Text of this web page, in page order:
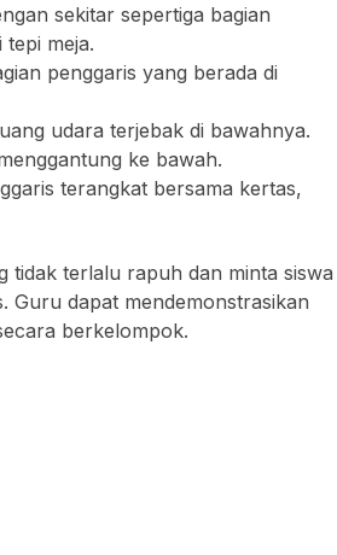
sekitar sepertiga bagian
meja.
penggaris yang berada di
udara terjebak di bawahnya.
ke bawah.
terangkat bersama kertas,
tidak terlalu rapuh dan minta siswa
Guru dapat mendemonstrasikan
berkelompok.